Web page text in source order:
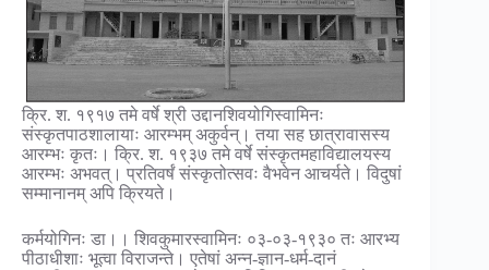
क्रि. श. १९१७ तमे वर्षे श्री उद्दानशिवयोगिस्वामिनः
संस्कृतपाठशालायाः आरम्भम् अकुर्वन्। तया सह छात्रावासस्य
आरम्भः कृतः। क्रि. श. १९३७ तमे वर्षे संस्कृतमहाविद्यालयस्य
आरम्भः अभवत्। प्रतिवर्षं संस्कृतोत्सवः वैभवेन आचर्यते। विदुषां
सम्मानानम् अपि क्रियते।
कर्मयोगिनः डा।। शिवकुमारस्वामिनः ०३-०३-१९३० तः आरभ्य
पीठाधीशाः भूत्वा विराजन्ते। एतेषां अन्न-ज्ञान-धर्म-दानं